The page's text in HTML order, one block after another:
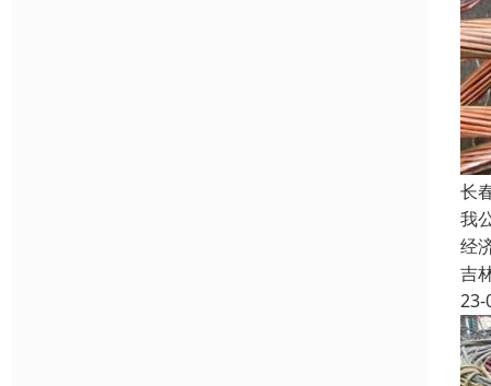
长
我
经
吉
23-